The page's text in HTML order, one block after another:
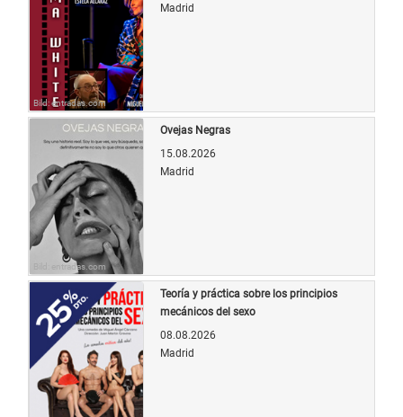
Bild: entradas.com
Madrid
Bild: entradas.com
Ovejas Negras
15.08.2026
Madrid
Teoría y práctica sobre los principios
mecánicos del sexo
08.08.2026
Madrid